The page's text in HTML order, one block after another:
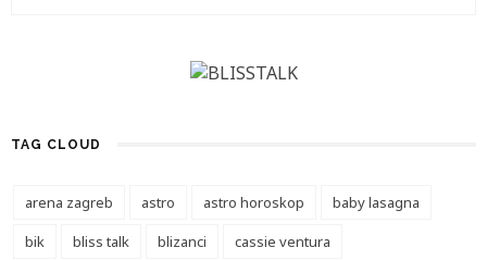
TAG CLOUD
arena zagreb astro astro horoskop
baby lasagna
bik
bliss talk blizanci
cassie ventura